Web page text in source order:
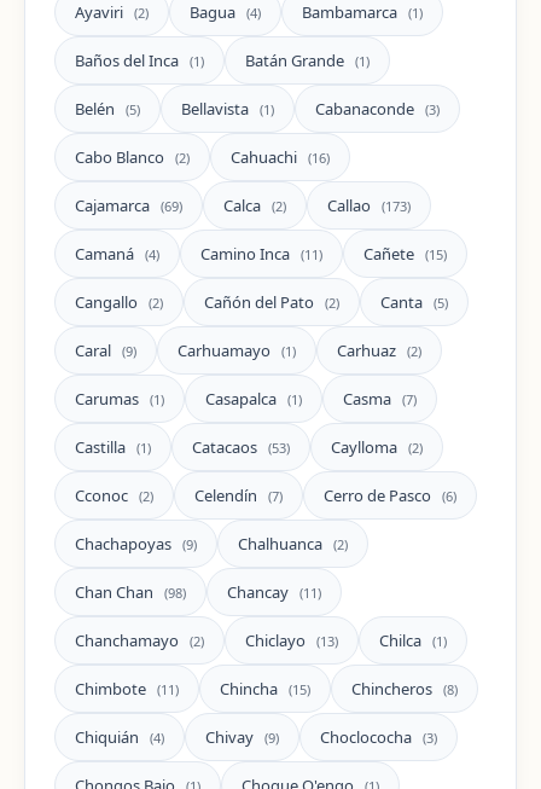
Ayaviri (2) Bagua (4) Bambamarca (1)
Baños del Inca (1) Batán Grande (1)
Belén (5) Bellavista (1) Cabanaconde (3)
Cabo Blanco (2) Cahuachi (16)
Cajamarca (69) Calca (2) Callao (173)
Camaná (4) Camino Inca (11) Cañete (15)
Cangallo (2) Cañón del Pato (2) Canta (5)
Caral (9) Carhuamayo (1) Carhuaz (2)
Carumas (1) Casapalca (1) Casma (7)
Castilla (1) Catacaos (53) Caylloma (2)
Cconoc (2) Celendín (7) Cerro de Pasco (6)
Chachapoyas (9) Chalhuanca (2)
Chan Chan (98) Chancay (11)
Chanchamayo (2) Chiclayo (13) Chilca (1)
Chimbote (11) Chincha (15) Chincheros (8)
Chiquián (4) Chivay (9) Choclococha (3)